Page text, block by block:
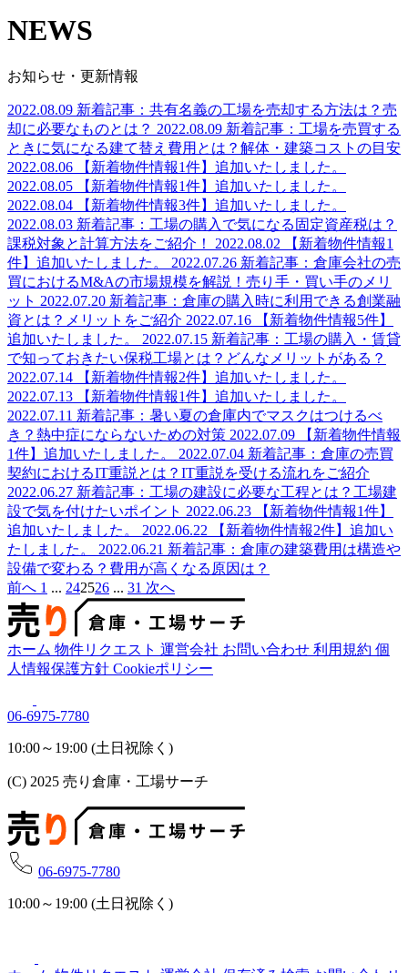
NEWS
お知らせ・更新情報
2022.08.09 新着記事：共有名義の工場を売却する方法は？売
却に必要なものとは？ 2022.08.09 新着記事：工場を売買する
ときに気になる建て替え費用とは？解体・建築コストの目安
2022.08.06
【新着物件情報1件】追加いたしました。
2022.08.05
【新着物件情報1件】追加いたしました。
2022.08.04
【新着物件情報3件】追加いたしました。
2022.08.03 新着記事：工場の購入で気になる固定資産税は？
課税対象と計算方法をご紹介！ 2022.08.02
【新着物件情報1
件】追加いたしました。 2022.07.26 新着記事：倉庫会社の売
買におけるM&Aの市場規模を解説！売り手・買い手のメリ
ット 2022.07.20 新着記事：倉庫の購入時に利用できる創業融
資とは？メリットをご紹介 2022.07.16
【新着物件情報5件】
追加いたしました。 2022.07.15 新着記事：工場の購入・賃貸
で知っておきたい保税工場とは？どんなメリットがある？
2022.07.14
【新着物件情報2件】追加いたしました。
2022.07.13
【新着物件情報1件】追加いたしました。
2022.07.11 新着記事：暑い夏の倉庫内でマスクはつけるべ
き？熱中症にならないための対策 2022.07.09
【新着物件情報
1件】追加いたしました。 2022.07.04 新着記事：倉庫の売買
契約におけるIT重説とは？IT重説を受ける流れをご紹介
2022.06.27 新着記事：工場の建設に必要な工程とは？工場建
設で気を付けたいポイント 2022.06.23
【新着物件情報1件】
追加いたしました。 2022.06.22
【新着物件情報2件】追加い
たしました。 2022.06.21 新着記事：倉庫の建築費用は構造や
設備で変わる？費用が高くなる原因は？
前へ 1 ... 242526 ... 31 次へ
ホーム 物件リクエスト 運営会社 お問い合わせ 利用規約 個
人情報保護方針 Cookieポリシー
06-6975-7780
10:00～19:00 (土日祝除く)
(C) 2025 売り倉庫・工場サーチ
06-6975-7780
10:00～19:00 (土日祝除く)